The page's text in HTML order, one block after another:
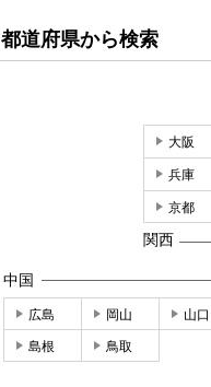
都道府県から検索
大阪
兵庫
京都
関西
中国
広島 岡山 山口
島根 鳥取